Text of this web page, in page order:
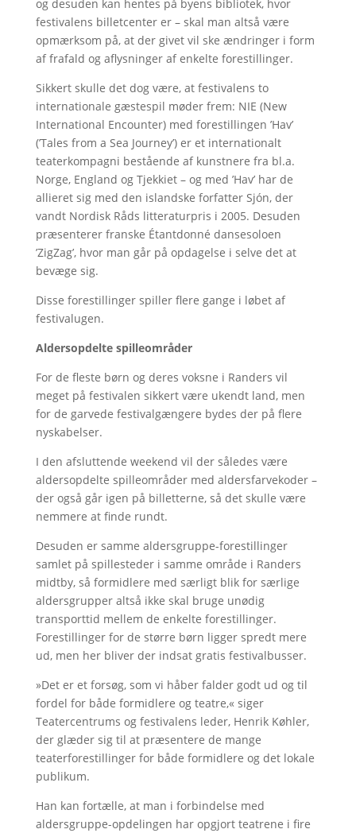
og desuden kan hentes på byens bibliotek, hvor
festivalens billetcenter er – skal man altså være
opmærksom på, at der givet vil ske ændringer i form
af frafald og aflysninger af enkelte forestillinger.
Sikkert skulle det dog være, at festivalens to
internationale gæstespil møder frem: NIE (New
International Encounter) med forestillingen ’Hav’
(’Tales from a Sea Journey’) er et internationalt
teaterkompagni bestående af kunstnere fra bl.a.
Norge, England og Tjekkiet – og med ’Hav’ har de
allieret sig med den islandske forfatter Sjón, der
vandt Nordisk Råds litteraturpris i 2005. Desuden
præsenterer franske Étantdonné dansesoloen
’ZigZag’, hvor man går på opdagelse i selve det at
bevæge sig.
Disse forestillinger spiller flere gange i løbet af
festivalugen.
Aldersopdelte spilleområder
For de fleste børn og deres voksne i Randers vil
meget på festivalen sikkert være ukendt land, men
for de garvede festivalgængere bydes der på flere
nyskabelser.
I den afsluttende weekend vil der således være
aldersopdelte spilleområder med aldersfarvekoder –
der også går igen på billetterne, så det skulle være
nemmere at finde rundt.
Desuden er samme aldersgruppe-forestillinger
samlet på spillesteder i samme område i Randers
midtby, så formidlere med særligt blik for særlige
aldersgrupper altså ikke skal bruge unødig
transporttid mellem de enkelte forestillinger.
Forestillinger for de større børn ligger spredt mere
ud, men her bliver der indsat gratis festivalbusser.
»Det er et forsøg, som vi håber falder godt ud og til
fordel for både formidlere og teatre,« siger
Teatercentrums og festivalens leder, Henrik Køhler,
der glæder sig til at præsentere de mange
teaterforestillinger for både formidlere og det lokale
publikum.
Han kan fortælle, at man i forbindelse med
aldersgruppe-opdelingen har opgjort teatrene i fire